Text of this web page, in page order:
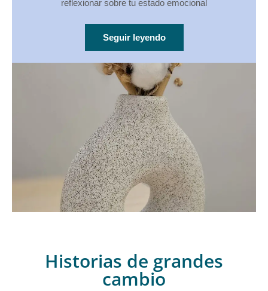
reflexionar sobre tu estado emocional
Seguir leyendo
Historias de grandes
cambio